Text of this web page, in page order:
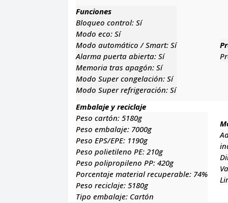
Funciones
Bloqueo control:Sí
Modo eco:Sí
Modo automático / Smart:Sí
Alarma puerta abierta:Sí
Memoria tras apagón:Sí
Modo Super congelación:Sí
Modo Super refrigeración:Sí
Embalaje y reciclaje
Peso cartón:5180g
Peso embalaje: 7000g
Peso EPS/EPE: 1190g
Peso polietileno PE:210g
Peso polipropileno PP:420g
Porcentaje material recuperable: 74%
Peso reciclaje:5180g
Tipo embalaje: Cartón